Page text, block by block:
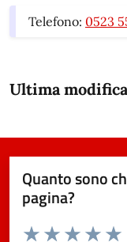
Telefono: 0523
Ultima
Quanto sono
pagina?
Domanda
Valuta da 1 a 5 stelle la